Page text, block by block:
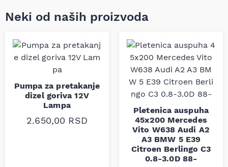
Neki od naših proizvoda
Pumpa za pretakanje
dizel goriva 12V
Lampa
2.650,00 RSD
Pletenica auspuha
45x200 Mercedes
Vito W638 Audi A2
A3 BMW 5 E39
Citroen Berlingo C3
0.8-3.0D 88-